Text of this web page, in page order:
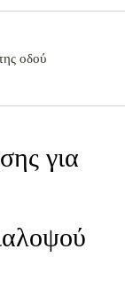
οδού
για